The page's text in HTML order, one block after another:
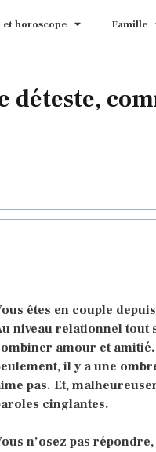
et horoscope Famille
déteste,
êtes en couple
niveau relationnel tout
amour et
il y a une
pas. Et,
cinglantes.
n’osez pas